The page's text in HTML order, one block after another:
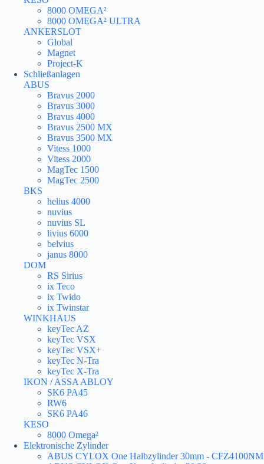
8000 OMEGA²
8000 OMEGA² ULTRA
ANKERSLOT
Global
Magnet
Project-K
Schließanlagen
ABUS
Bravus 2000
Bravus 3000
Bravus 4000
Bravus 2500 MX
Bravus 3500 MX
Vitess 1000
Vitess 2000
MagTec 1500
MagTec 2500
BKS
helius 4000
nuvius
nuvius SL
livius 6000
belvius
janus 8000
DOM
RS Sirius
ix Teco
ix Twido
ix Twinstar
WINKHAUS
keyTec AZ
keyTec VSX
keyTec VSX+
keyTec N-Tra
keyTec X-Tra
IKON / ASSA ABLOY
SK6 PA45
RW6
SK6 PA46
KESO
8000 Omega²
Elektronische Zylinder
ABUS CYLOX One Halbzylinder 30mm - CFZ4100NM